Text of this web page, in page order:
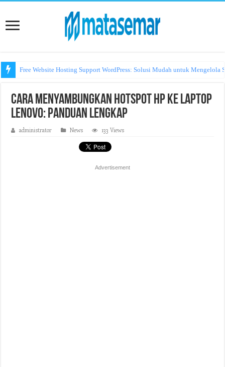
Free Website Hosting Support WordPress: Solusi Mudah untuk Mengelola
Cara Menyambungkan Hotspot HP ke Laptop
Lenovo: Panduan Lengkap
administrator News 133 Views
Advertisement